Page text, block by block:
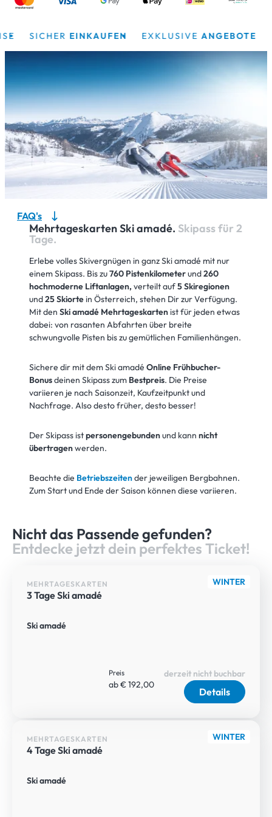
SICHEREINKAUFEN EXKLUSIVEANGEBOTE
FAQ's
Mehrtageskarten Ski amadé. Skipass für 2
Tage.
Erlebe volles Skivergnügen in ganz Ski amadé mit nur
einem Skipass. Bis zu760 Pistenkilometerund260
hochmoderne Liftanlagen, verteilt auf5 Skiregionen
und25 Skiortein Österreich, stehen Dir zur Verfügung.
Mit den Ski amadé Mehrtageskartenist für jeden etwas
dabei: von rasanten Abfahrten über breite
schwungvolle Pisten bis zu gemütlichen Familienhängen.
Sichere dir mit dem Ski amadé Online Frühbucher-
Bonusdeinen Skipass zum Bestpreis. Die Preise
variieren je nach Saisonzeit, Kaufzeitpunkt und
Nachfrage. Also desto früher, desto besser!
Der Skipass istpersonengebundenund kann nicht
übertragenwerden.
Beachte die Betriebszeitender jeweiligen Bergbahnen.
Zum Start und Ende der Saison können diese variieren.
Nicht das Passende gefunden?
Entdecke jetzt dein perfektes Ticket!
WINTER
MEHRTAGESKARTEN
3 Tage Ski amadé
Ski amadé
Preis
ab € 192,00
Details
derzeit nicht buchbar
WINTER
MEHRTAGESKARTEN
4 Tage Ski amadé
Ski amadé